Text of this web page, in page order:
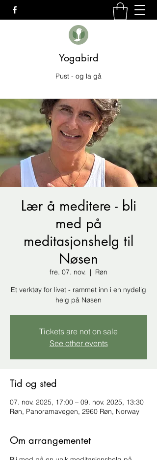
Yogabird
Pust - og la gå
Lær å meditere - bli
med på
meditasjonshelg til
Nøsen
fre. 07. nov.
  |
Røn
Et verktøy for livet - rammet inn i en nydelig
helg på Nøsen
Tickets are not on sale
See other events
Tid og sted
07. nov. 2025, 17:00 – 09. nov. 2025, 13:30
Røn, Panoramavegen, 2960 Røn, Norway
Om arrangementet